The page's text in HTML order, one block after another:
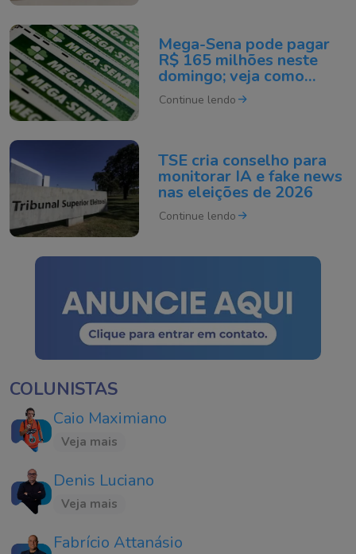
Mega-Sena pode pagar
R$ 165 milhões neste
domingo; veja como
apostar
Continue lendo
TSE cria conselho para
monitorar IA e fake news
nas eleições de 2026
Continue lendo
COLUNISTAS
Caio Maximiano
Veja mais
Denis Luciano
Veja mais
Fabrício Attanásio